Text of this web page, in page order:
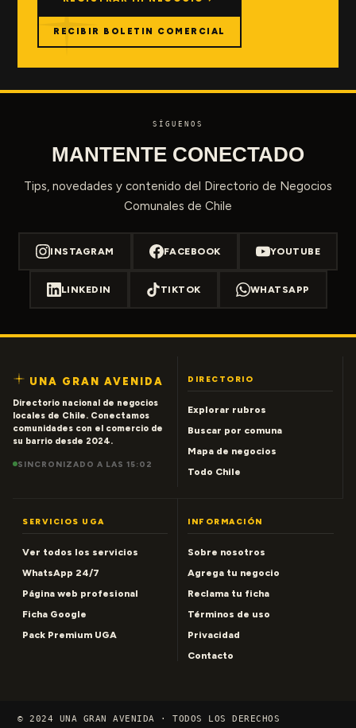
RECIBIR BOLETIN COMERCIAL
SÍGUENOS
MANTENTE CONECTADO
Tips, novedades y contenido del Directorio de Negocios
Comunales de Chile
INSTAGRAM FACEBOOK YOUTUBE
LINKEDIN TIKTOK WHATSAPP
UNA GRAN AVENIDA
Directorio nacional de negocios
locales de Chile. Conectamos
comunidades con el comercio de
su barrio desde 2024.
SINCRONIZADO A LAS 15:02
DIRECTORIO
Explorar rubros
Buscar por comuna
Mapa de negocios
Todo Chile
SERVICIOS UGA
Ver todos los servicios
WhatsApp 24/7
Página web profesional
Ficha Google
Pack Premium UGA
INFORMACIÓN
Sobre nosotros
Agrega tu negocio
Reclama tu ficha
Términos de uso
Privacidad
Contacto
© 2024 UNA GRAN AVENIDA · TODOS LOS DERECHOS